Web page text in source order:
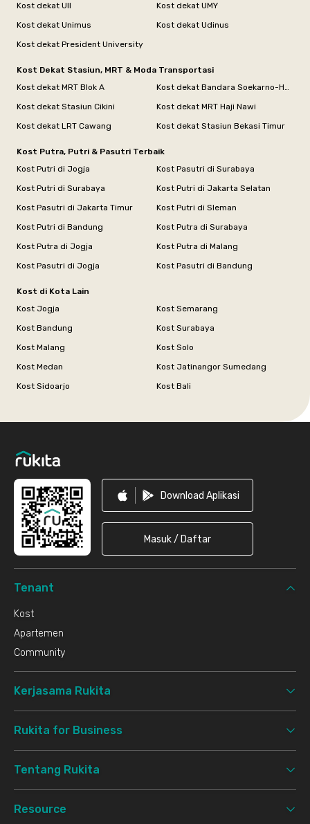
Kost dekat UII
Kost dekat UMY
Kost dekat Unimus
Kost dekat Udinus
Kost dekat President University
Kost Dekat Stasiun, MRT & Moda Transportasi
Kost dekat MRT Blok A
Kost dekat Bandara Soekarno-Hatta
Kost dekat Stasiun Cikini
Kost dekat MRT Haji Nawi
Kost dekat LRT Cawang
Kost dekat Stasiun Bekasi Timur
Kost Putra, Putri & Pasutri Terbaik
Kost Putri di Jogja
Kost Pasutri di Surabaya
Kost Putri di Surabaya
Kost Putri di Jakarta Selatan
Kost Pasutri di Jakarta Timur
Kost Putri di Sleman
Kost Putri di Bandung
Kost Putra di Surabaya
Kost Putra di Jogja
Kost Putra di Malang
Kost Pasutri di Jogja
Kost Pasutri di Bandung
Kost di Kota Lain
Kost Jogja
Kost Semarang
Kost Bandung
Kost Surabaya
Kost Malang
Kost Solo
Kost Medan
Kost Jatinangor Sumedang
Kost Sidoarjo
Kost Bali
Download Aplikasi
Masuk / Daftar
Tenant
Kost
Apartemen
Community
Kerjasama Rukita
Rukita for Business
Tentang Rukita
Resource